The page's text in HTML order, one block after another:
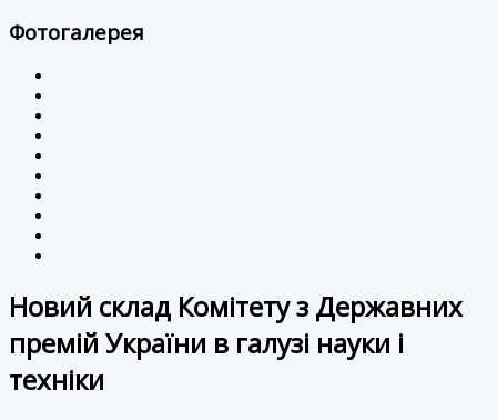
Фотогалерея
Новий склад Комітету з Державних
премій України в галузі науки і
техніки